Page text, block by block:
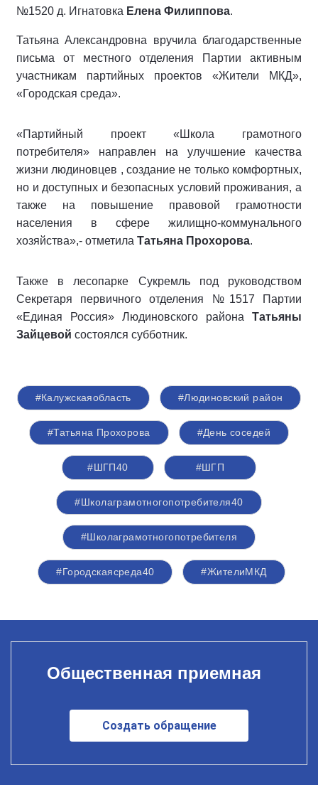
№1520 д. Игнатовка Елена Филиппова.
Татьяна Александровна вручила благодарственные
письма от местного отделения Партии активным
участникам партийных проектов «Жители МКД»,
«Городская среда».
«Партийный проект «Школа грамотного
потребителя» направлен на улучшение качества
жизни людиновцев , создание не только комфортных,
но и доступных и безопасных условий проживания, а
также на повышение правовой грамотности
населения в сфере жилищно-коммунального
хозяйства»,- отметила Татьяна Прохорова.
Также в лесопарке Сукремль под руководством
Секретаря первичного отделения №1517 Партии
«Единая Россия» Людиновского района Татьяны
Зайцевой состоялся субботник.
#Калужскаяобласть #Людиновский район
#Татьяна Прохорова #День соседей
#ШГП40 #ШГП
#Школаграмотногопотребителя40
#Школаграмотногопотребителя
#Городскаясреда40 #ЖителиМКД
Общественная приемная
Создать обращение